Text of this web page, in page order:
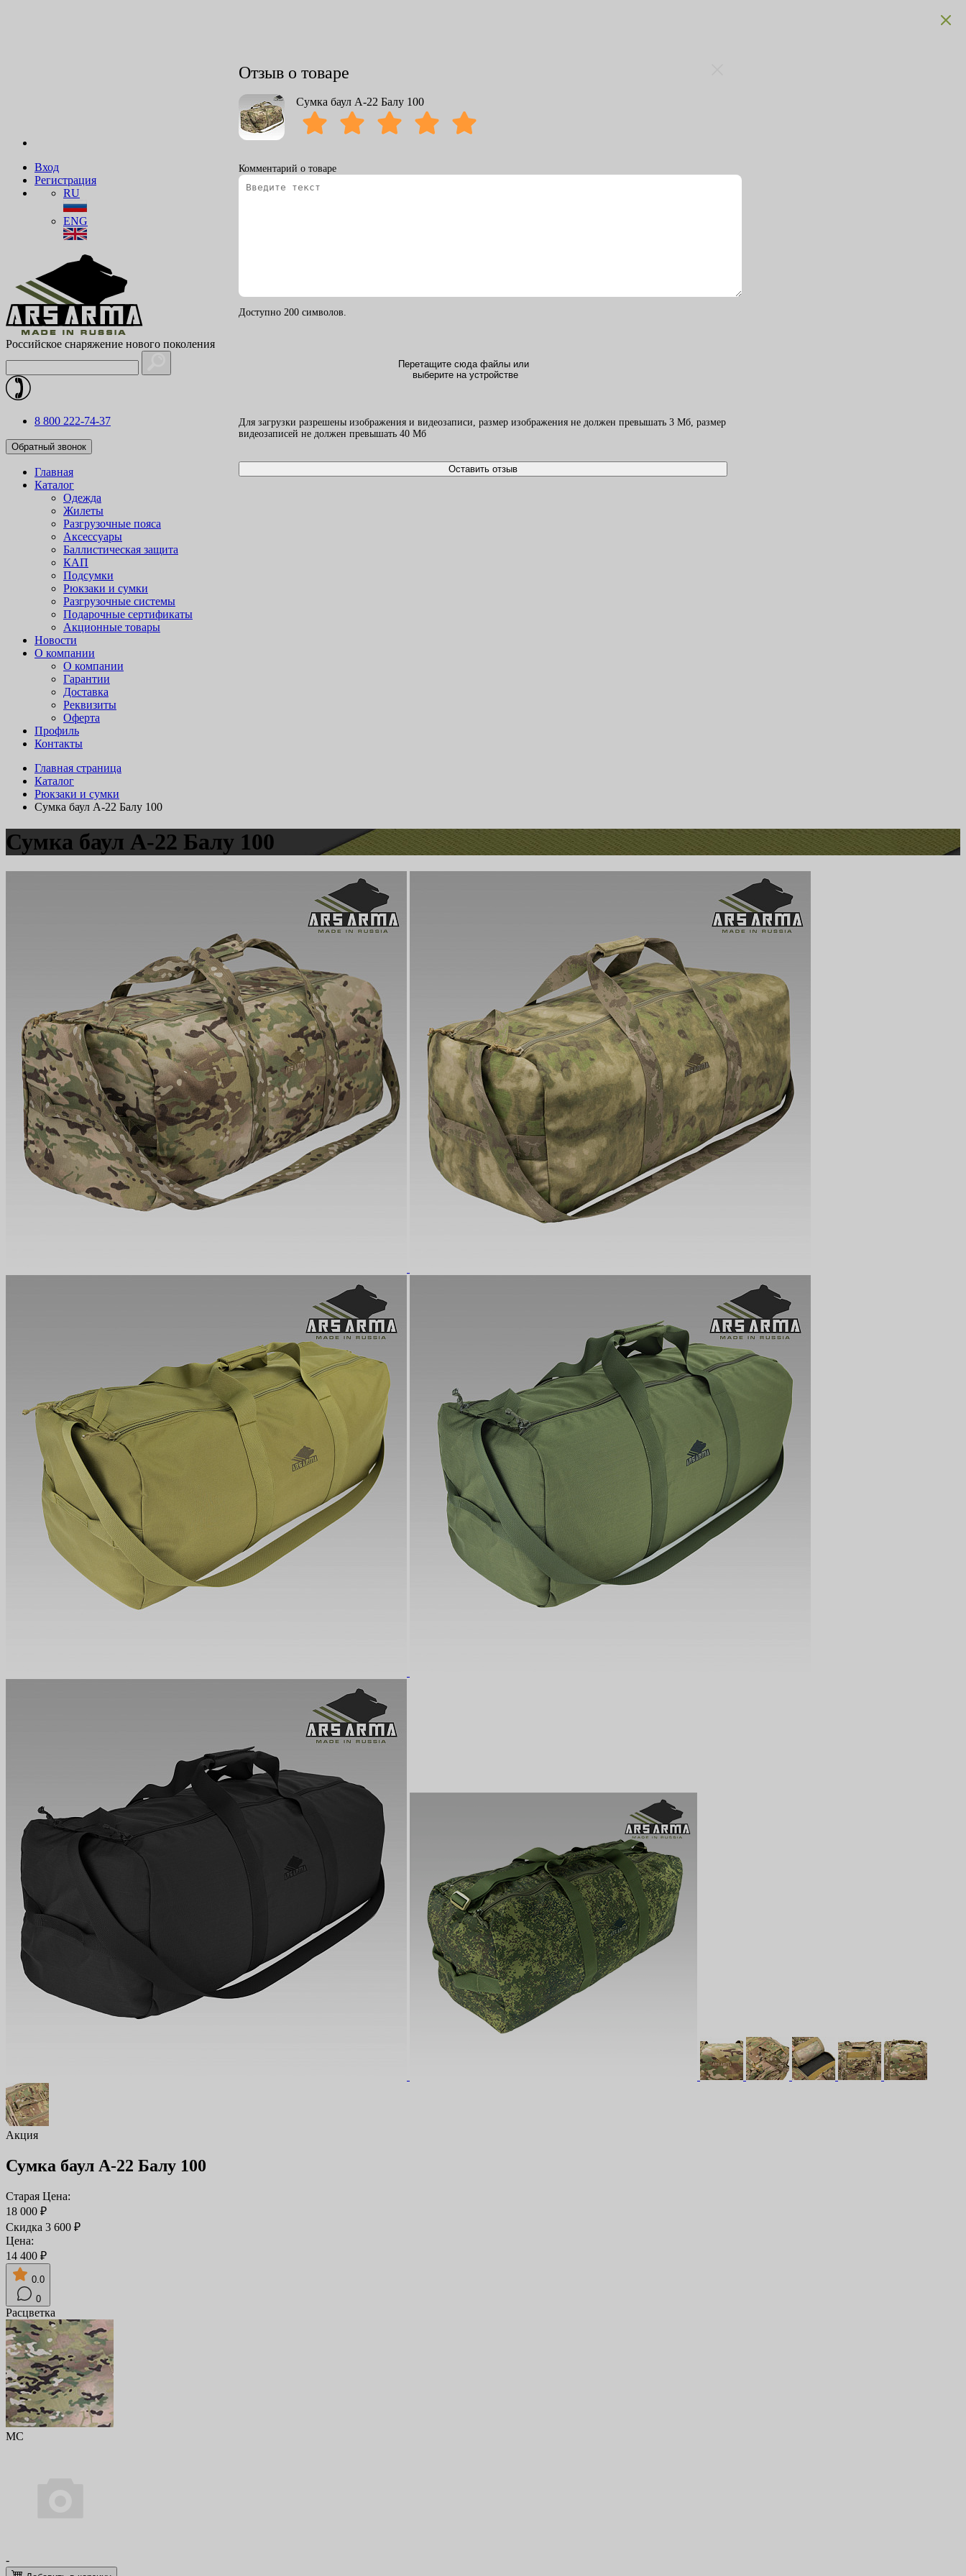
Вход
Регистрация
RU
ENG
Российское снаряжение нового поколения
8 800 222-74-37
Обратный звонок
Главная
Каталог
Одежда
Жилеты
Разгрузочные пояса
Аксессуары
Баллистическая защита
КАП
Подсумки
Рюкзаки и сумки
Разгрузочные системы
Подарочные сертификаты
Акционные товары
Новости
О компании
О компании
Гарантии
Доставка
Реквизиты
Оферта
Профиль
Контакты
Главная страница
Каталог
Рюкзаки и сумки
Сумка баул А-22 Балу 100
Сумка баул А-22 Балу 100
Акция
Сумка баул А-22 Балу 100
Старая Цена:
18 000 ₽
Скидка 3 600 ₽
Цена:
14 400 ₽
0.0
0
Расцветка
MC
-
Отзыв о товаре
Сумка баул А-22 Балу 100
Комментарий о товаре
Доступно 200 символов.
Перетащите сюда файлы или
выберите на устройстве
Для загрузки разрешены изображения и видеозаписи, размер изображения не должен превышать 3 Mб, размер
видеозаписей не должен превышать 40 Mб
Оставить отзыв